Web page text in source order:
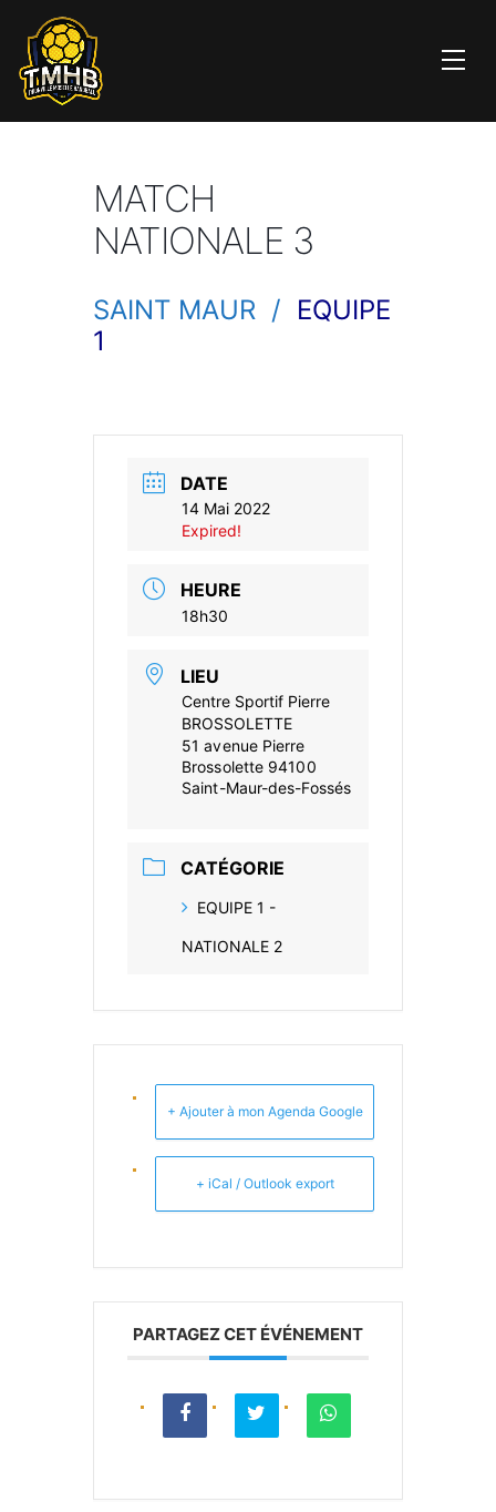
MATCH
NATIONALE 3
SAINT MAUR / EQUIPE
1
DATE
14 Mai 2022
Expired!
HEURE
18h30
LIEU
Centre Sportif Pierre
BROSSOLETTE
51 avenue Pierre
Brossolette 94100
Saint-Maur-des-Fossés
CATÉGORIE
EQUIPE 1 -
NATIONALE 2
+ Ajouter à mon Agenda Google
+ iCal / Outlook export
PARTAGEZ CET ÉVÉNEMENT